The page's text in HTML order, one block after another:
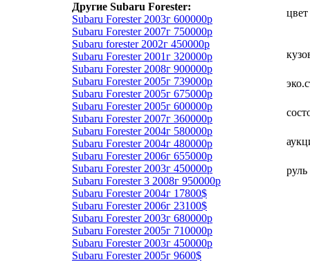
Другие Subaru Forester:
Subaru Forester 2003г 600000р
Subaru Forester 2007г 750000р
Subaru forester 2002г 450000р
Subaru Forester 2001г 320000р
Subaru Forester 2008г 900000р
Subaru Forester 2005г 739000р
Subaru Forester 2005г 675000р
Subaru Forester 2005г 600000р
Subaru Forester 2007г 360000р
Subaru Forester 2004г 580000р
Subaru Forester 2004г 480000р
Subaru Forester 2006г 655000р
Subaru Forester 2003г 450000р
Subaru Forester 3 2008г 950000р
Subaru Forester 2004г 17800$
Subaru Forester 2006г 23100$
Subaru Forester 2003г 680000р
Subaru Forester 2005г 710000р
Subaru Forester 2003г 450000р
Subaru Forester 2005г 9600$
цвет
руль